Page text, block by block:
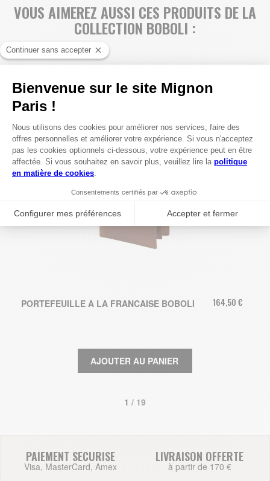
VOUS AIMEREZ AUSSI CES PRODUITS DE LA
COLLECTION BOBOLI :
PORTEFEUILLE A LA FRANCAISE BOBOLI 164,50 €
AJOUTER AU PANIER
1 / 19
PAIEMENT SECURISE
Visa, MasterCard, Amex
LIVRAISON OFFERTE
à partir de 170 €